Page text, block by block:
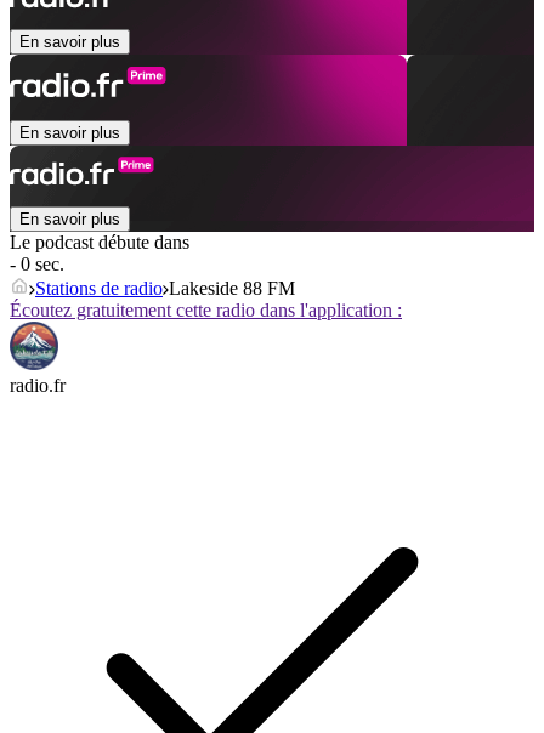
En savoir plus
En savoir plus
En savoir plus
Le podcast débute dans
- 0 sec.
Stations de radio Lakeside 88 FM
Écoutez gratuitement cette radio dans l'application :
radio.fr